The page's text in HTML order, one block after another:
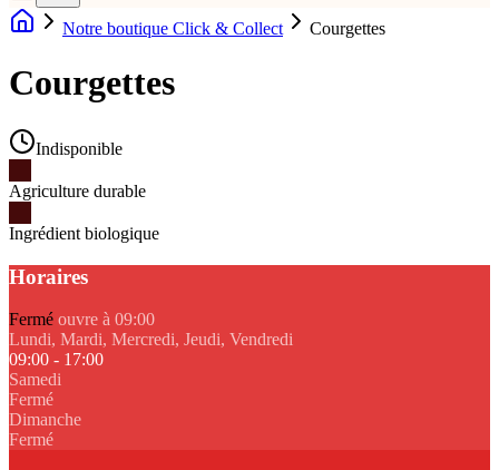
Notre boutique Click & Collect Courgettes
Courgettes
Indisponible
Agriculture durable
Ingrédient biologique
Horaires
Fermé ouvre à 09:00
Lundi, Mardi, Mercredi, Jeudi, Vendredi
09:00 - 17:00
Samedi
Fermé
Dimanche
Fermé